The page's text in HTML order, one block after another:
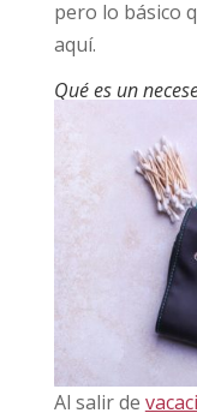
pero lo básico
aquí.
Qué es un
Al salir de